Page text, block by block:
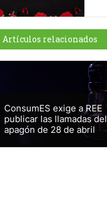
Artículos relacionados
ConsumES exige a REE
publicar las llamadas del
apagón de 28 de abril